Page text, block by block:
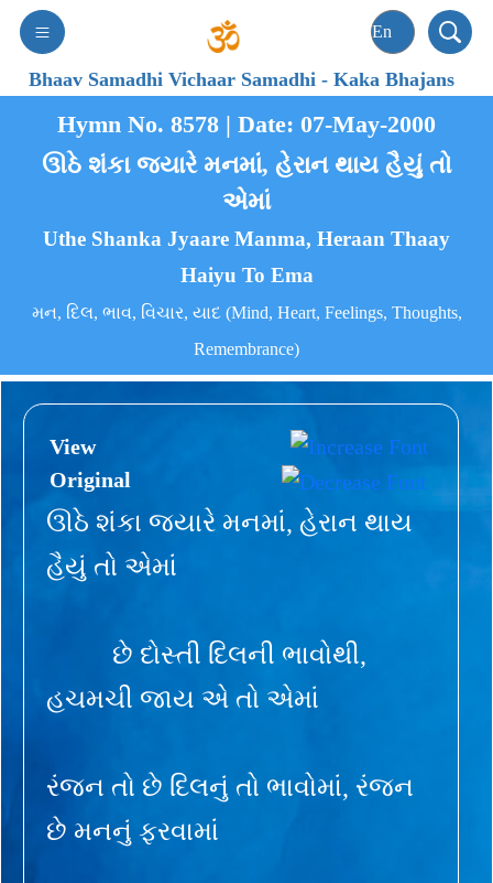
Bhaav Samadhi Vichaar Samadhi-Kaka Bhajans
Hymn No. 8578 | Date: 07-May-2000
ઊઠે શંકા જ્યારે મનમાં, હેરાન થાય હૈયું તો
એમાં
Uthe Shanka Jyaare Manma, Heraan Thaay
Haiyu To Ema
મન, દિલ, ભાવ, વિચાર, યાદ (Mind, Heart, Feelings, Thoughts,
Remembrance)
View
Original
ઊઠે શંકા જ્યારે મનમાં, હેરાન થાય
હૈયું તો એમાં
છે દોસ્તી દિલની ભાવોથી,
હચમચી જાય એ તો એમાં
રંજન તો છે દિલનું તો ભાવોમાં, રંજન
છે મનનું ફરવામાં